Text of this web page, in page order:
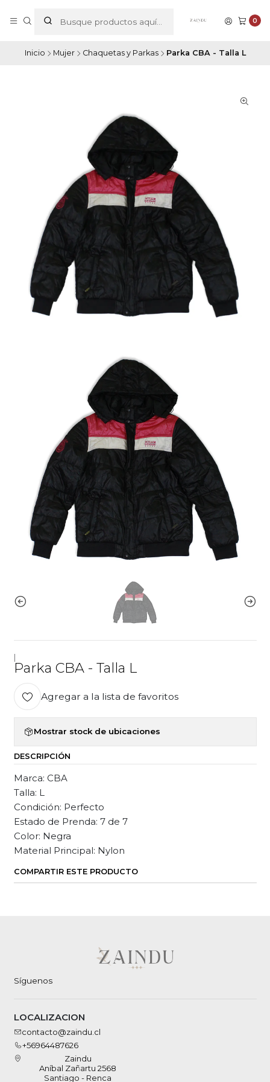
0
Inicio Mujer Chaquetas y Parkas Parka CBA - Talla L
Parka CBA - Talla L
Agregar a la lista de favoritos
Mostrar stock de ubicaciones
DESCRIPCIÓN
Marca: CBA
Talla: L
Condición: Perfecto
Estado de Prenda: 7 de 7
Color: Negra
Material Principal: Nylon
COMPARTIR ESTE PRODUCTO
Síguenos
LOCALIZACION
contacto@zaindu.cl
+56964487626
Zaindu
Aníbal Zañartu 2568
Santiago - Renca